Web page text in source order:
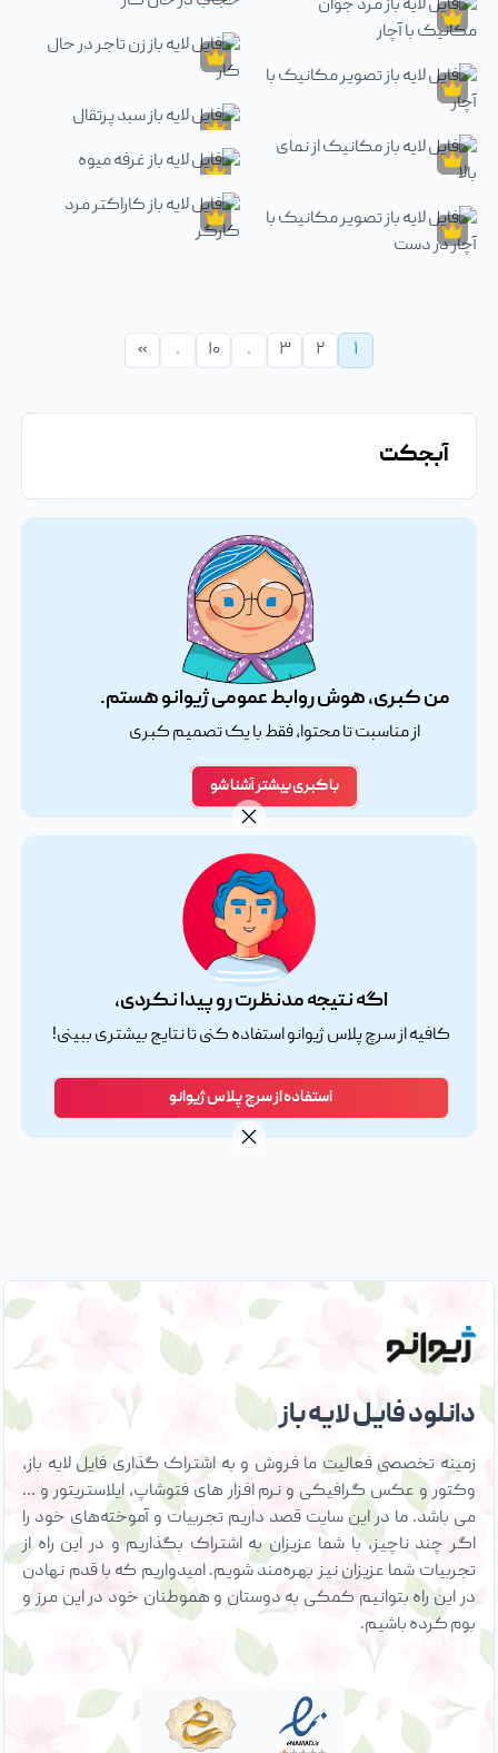
آبجکت
فایل لایه باز تصویر آچار در دست مکانیک
آبجکت
فایل لایه باز مرد جوان مکانیک با آچار
آبجکت
فایل لایه باز تصویر مکانیک با آچار
آبجکت
فایل لایه باز مکانیک از نمای بالا
فایل لایه باز میوه فروشی
آبجکت
فایل لایه باز زن مسلمان با حجاب در
آبجکت
فایل لایه باز زن تاجر در حال کار
آبجکت
فایل لایه باز سبد پرتقال
آبجکت
فایل لایه باز غرفه میوه
۱ ۲ ۳ . ۱۰ .
»
آبجکت
من کبری، هوش روابط عمومی ژیوانو هستم.
از مناسبت تا محتوا، فقط با یک تصمیم کبری
با کبری بیشتر آشنا شو
اگه نتیجه مدنظرت رو پیدا نکردی،
کافیه از سرچ پلاس ژیوانو استفاده کنی تا نتایج بیشتری ببینی!
استفاده از سرچ پلاس ژیوانو
دانلود فایل لایه باز
زمینه تخصصی فعالیت ما فروش و به اشتراک گذاری فایل لایه باز،
وکتور و عکس گرافیکی و نرم افزار های فتوشاپ، ایلاستریتور و …
می باشد. ما در این سایت قصد داریم تجربیات و آموخته‌های خود را
اگر چند ناچیز، با شما عزیزان به اشتراک بگذاریم و در این راه از
تجربیات شما عزیزان نیز بهره‌مند شویم. امیدواریم که با قدم نهادن
در این راه بتوانیم کمکی به دوستان و هموطنان خود در این مرز و
بوم کرده باشیم.